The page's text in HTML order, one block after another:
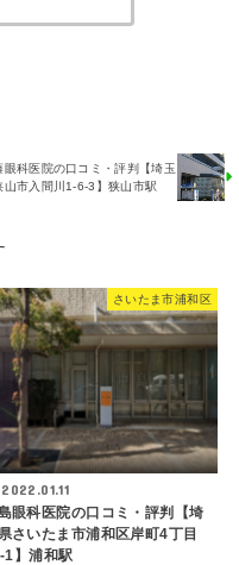
眼科医院の口コミ・評判【埼玉
山市入間川1-6-3】狭山市駅
さいたま市浦和区
2022.01.11
眼科医院の口コミ・評判【埼
さいたま市浦和区岸町4丁目
1】浦和駅